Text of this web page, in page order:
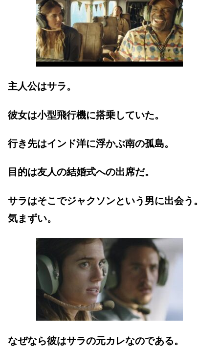
主人公はサラ。
彼女は小型飛行機に搭乗していた。
行き先はインド洋に浮かぶ南の孤島。
目的は友人の結婚式への出席だ。
サラはそこでジャクソンという男に出会う。
気まずい。
なぜなら彼はサラの元カレなのである。